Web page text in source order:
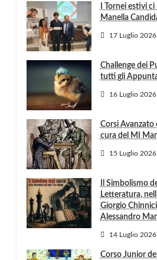
I Tornei estivi
Manella
17 Luglio 2026
Challenge dei
tutti gli
16 Luglio 2026
Corsi
cura del MI
15 Luglio 2026
Il Simbolismo
Letteratura,
Giorgio
Alessandro
14 Luglio 2026
Corso Junior